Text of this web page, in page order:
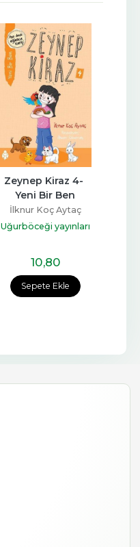
Sepete Ekle
Zeynep Kiraz 4-
Yeni Bir Ben
İlknur Koç Aytaç
Uğurböceği yayınları
10,80